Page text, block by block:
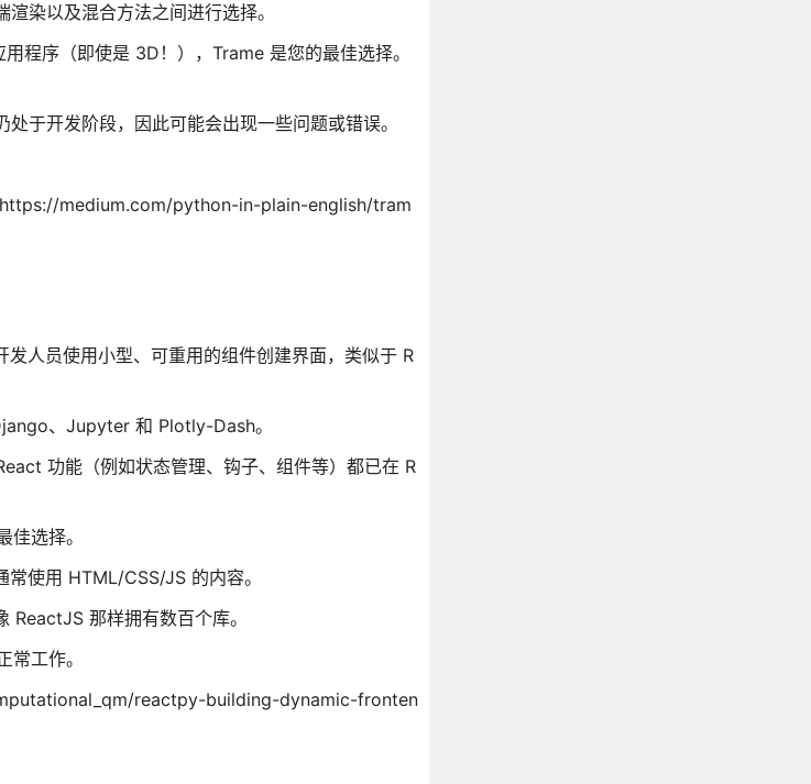
染以及混合方法之间进行选择。
程序（即使是 3D！），Trame 是您的最佳选择。
于开发阶段，因此可能会出现一些问题或错误。
https://medium.com/python-in-plain-english/tram
人员使用小型、可重用的组件创建界面，类似于 R
、Jupyter 和 Plotly-Dash。
功能（例如状态管理、钩子、组件等）都已在 R
选择。
使用 HTML/CSS/JS 的内容。
那样拥有数百个库。
工作。
reactpy-building-dynamic-fronten